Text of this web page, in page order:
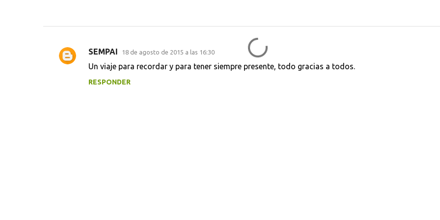
C
SEMPAI 18 de agosto de 2015 a las 16:30
Un viaje para recordar y para tener siempre presente, todo gracias a todos.
RESPONDER